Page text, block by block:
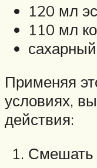
120 мл
110 мл
Применяя
условиях,
действия:
Смешать